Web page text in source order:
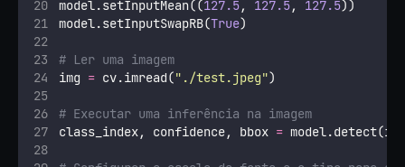
model.setInputMean((127.5, 127.5, 127.5))
model.setInputSwapRB(True)
# Ler uma imagem
img = cv.imread(" ./test.jpeg")
# Executar uma inferência na imagem
class_index, confidence, bbox =